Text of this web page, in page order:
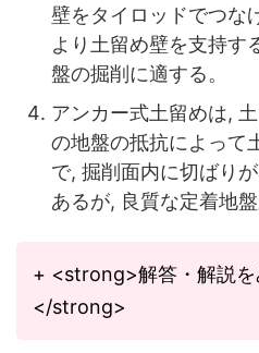
壁をタイロッドでつな
より土留め壁を支持す
盤の掘削に適する。
アンカー式土留めは,
の地盤の抵抗によって
で, 掘削面内に切ばり
あるが, 良質な定着地盤
+ <strong>解答・解説を
</strong>